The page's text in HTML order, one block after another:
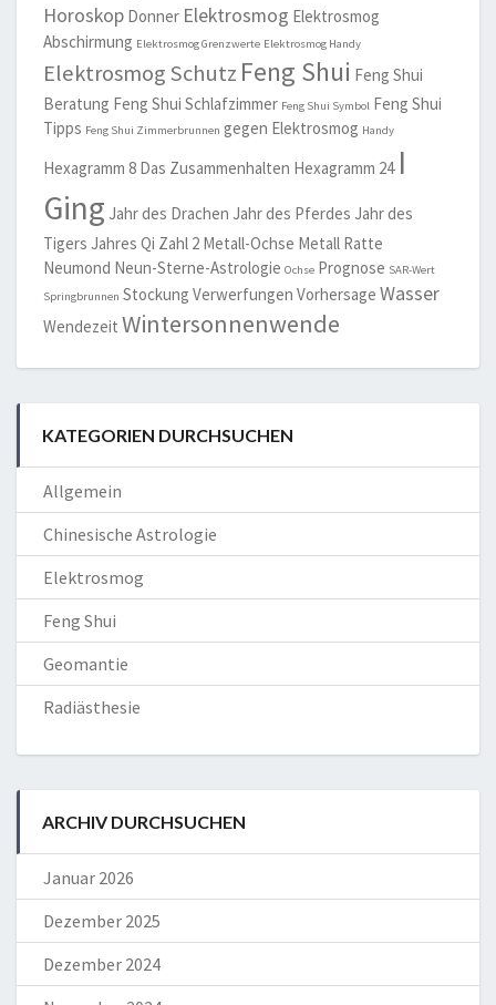
Horoskop Donner Elektrosmog Elektrosmog
Abschirmung Elektrosmog Grenzwerte Elektrosmog Handy
Elektrosmog Schutz Feng Shui Feng Shui
Beratung Feng Shui Schlafzimmer Feng Shui Symbol Feng Shui
Tipps Feng Shui Zimmerbrunnen gegen Elektrosmog Handy
Hexagramm 8 Das Zusammenhalten Hexagramm 24 I
Ging Jahr des Drachen Jahr des Pferdes Jahr des
Tigers Jahres Qi Zahl 2 Metall-Ochse Metall Ratte
Neumond Neun-Sterne-Astrologie Ochse Prognose SAR-Wert
Springbrunnen Stockung Verwerfungen Vorhersage Wasser
Wendezeit Wintersonnenwende
KATEGORIEN DURCHSUCHEN
Allgemein
Chinesische Astrologie
Elektrosmog
Feng Shui
Geomantie
Radiästhesie
ARCHIV DURCHSUCHEN
Januar 2026
Dezember 2025
Dezember 2024